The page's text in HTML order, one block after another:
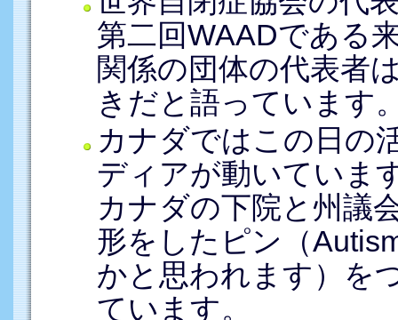
第二回WAADである
関係の団体の代表者
きだと語っています
カナダではこの日の
ディアが動いていま
カナダの下院と州議
形をしたピン（
かと思われます）を
ています。